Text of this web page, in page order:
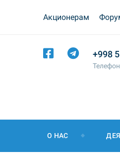
Акционерам
+998
Телефон
О НАС